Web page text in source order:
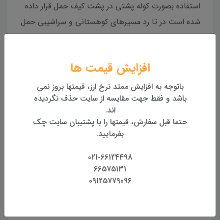
استفاده بصورت کوله پشتی در پشت کیف حمل قرار داده
شده است در تا رد مسیرهای کوهستانی و سراشیبی حمل
توتال استیشن را برای نقشه برداران راحت تر نماید.
ارسال به کل کشور
تحویل یک تا دو روزه درب محل
بهترین قیمت
بهترین قیمت روز تجهیزات
تضمین اصالت و کیفیت کالا
همراه با گارانتی معتبر
افزایش قیمت ها
باتوجه به افزایش ممتد نرخ ارز، قیمتها بروز نمی
باشد و فقط جهت مقایسه از سایت حذف نگردیده
اند.
حتما قبل سفارش، قیمتها را با پشتیبان سایت چک
بفرمایید.
021-66124498
66575131
09125779096